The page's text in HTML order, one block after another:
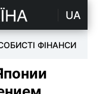
UA
ФІНАНСИ